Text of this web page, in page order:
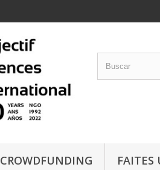
CROWDFUNDING FAITES